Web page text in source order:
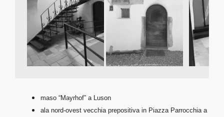
maso “Mayrhof” a Luson
ala nord-ovest vecchia prepositiva in Piazza Parrocchia a